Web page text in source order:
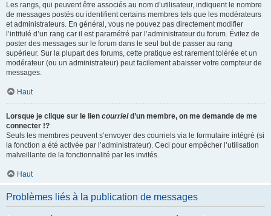
Les rangs, qui peuvent être associés au nom d’utilisateur, indiquent le nombre
de messages postés ou identifient certains membres tels que les modérateurs
et administrateurs. En général, vous ne pouvez pas directement modifier
l’intitulé d’un rang car il est paramétré par l’administrateur du forum. Évitez de
poster des messages sur le forum dans le seul but de passer au rang
supérieur. Sur la plupart des forums, cette pratique est rarement tolérée et un
modérateur (ou un administrateur) peut facilement abaisser votre compteur de
messages.
Haut
Lorsque je clique sur le lien courrield’un membre, on me demande de me
connecter !?
Seuls les membres peuvent s’envoyer des courriels via le formulaire intégré (si
la fonction a été activée par l’administrateur). Ceci pour empêcher l’utilisation
malveillante de la fonctionnalité par les invités.
Haut
Problèmes liés à la publication de messages